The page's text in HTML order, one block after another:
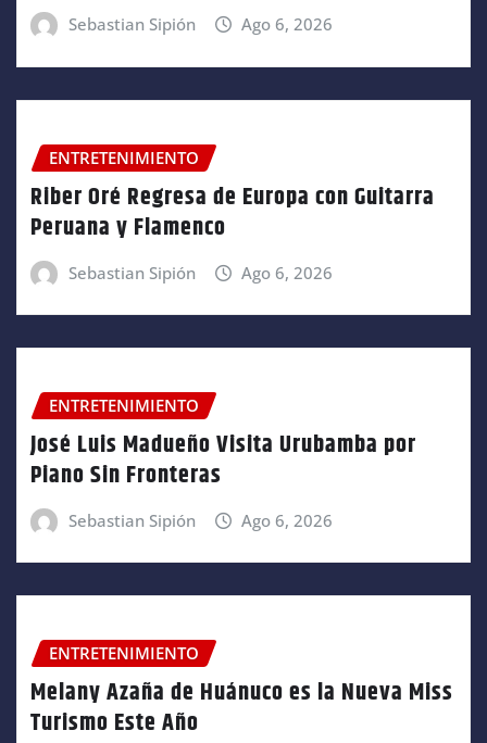
Sebastian Sipión Ago 6, 2026
ENTRETENIMIENTO
Riber Oré Regresa de Europa con Guitarra
Peruana y Flamenco
Sebastian Sipión Ago 6, 2026
ENTRETENIMIENTO
José Luis Madueño Visita Urubamba por
Piano Sin Fronteras
Sebastian Sipión Ago 6, 2026
ENTRETENIMIENTO
Melany Azaña de Huánuco es la Nueva Miss
Turismo Este Año